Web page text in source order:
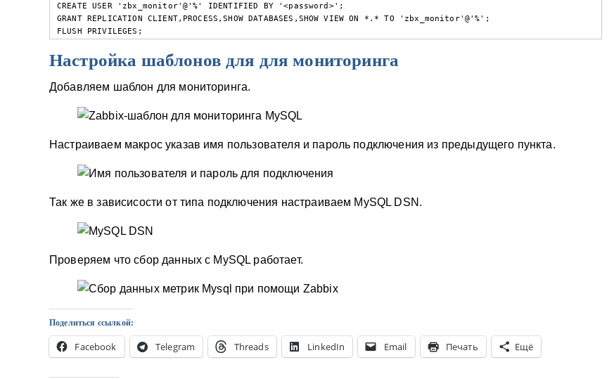
CREATE USER 'zbx_monitor'@'%' IDENTIFIED BY '<password>';
GRANT REPLICATION CLIENT,PROCESS,SHOW DATABASES,SHOW VIEW ON *.* TO 'zbx_monitor'@'%';
FLUSH PRIVILEGES;
Настройка шаблонов для для мониторинга
Добавляем шаблон для мониторинга.
Настраиваем макрос указав имя пользователя и пароль подключения из предыдущего пункта.
Так же в зависисости от типа подключения настраиваем MySQL DSN.
Проверяем что сбор данных с MySQL работает.
Поделиться ссылкой:
Facebook Telegram Threads LinkedIn Email Печать Ещё